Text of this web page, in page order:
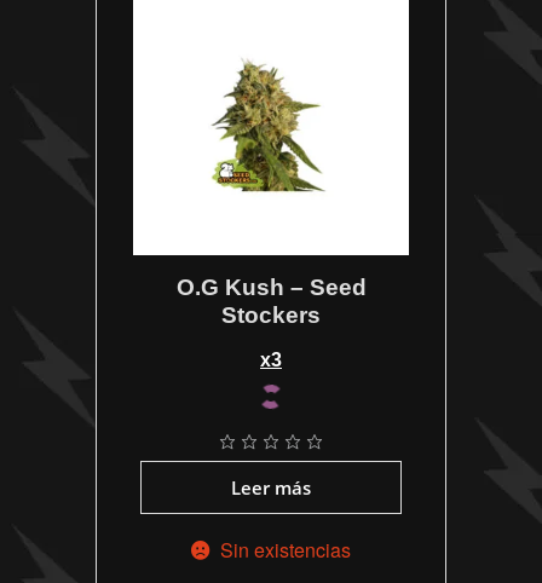
O.G Kush – Seed
Stockers
x3
Leer más
Sin existencias